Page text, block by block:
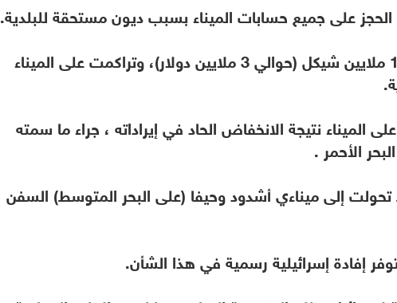
على جميع حسابات الميناء بسبب ديون مستحقة للبلدية.
وأضافت أن الديون تبلغ نحو 10 ملايين شيكل (حوالي 3 ملايين دولار)، وتراكمت على الميناء
الميناء نتيجة الانخفاض الحاد في إيراداته ، جراء ما سمته
الأحمر .
إلى ميناءي أشدود وحيفا (على البحر المتوسط) السفن